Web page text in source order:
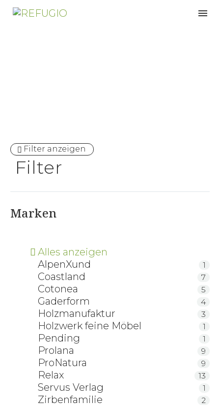
Filter anzeigen
Filter
Marken
Alles anzeigen
AlpenXund
1
Coastland 7
Cotonea 5
Gaderform 4
Holzmanufaktur 3
Holzwerk feine Möbel 1
Pending 1
Prolana 9
ProNatura 9
Relax 13
Servus Verlag 1
Zirbenfamilie 2